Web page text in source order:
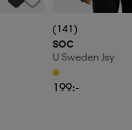
(141)
SOC
U Sweden Jsy
199:-